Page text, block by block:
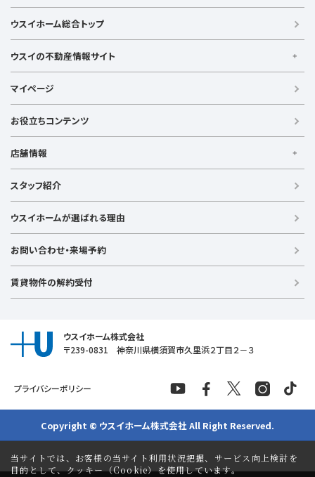
京急本線
京急久里浜線 京急逗子線
小田急小田原線
小田急江ノ島線
ブルーライン
相鉄いずみ野線
相模鉄道新横浜線
港南台駅
小机駅
逗子駅
センター南 中央林間駅 辻堂駅
戸塚駅
根岸駅
平塚駅 藤沢駅
横須賀中央駅
横浜駅
新築・築浅
フリーレント
学生・一人暮らし向け
敷金・礼金なし
ペット相談可
ウスイホーム総合トップ
ウスイの不動産情報サイト
【借りる】
賃貸住宅
事業用賃貸
【買う】
新築戸建て
土地
投資物件
ラグジュアリー物件
【売る】
マイページ
お役立ちコンテンツ
店舗情報
【横浜エリア】
金沢文庫店
上大岡店 戸塚店 新横浜店
港北ニュータウン店
【湘南エリア】
追浜店
衣笠店
横須賀中央店
スタッフ紹介
ウスイホームが選ばれる理由
お問い合わせ・来場予約
賃貸物件の解約受付
ウスイホーム株式会社
〒239-0831 神奈川県横須賀市久里浜２丁目２－３
プライバシーポリシー
Copyright © ウスイホーム株式会社 All Right Reserved.
当サイトでは、お客様の当サイト利用状況把握、サービス向上検討を
目的として、クッキー（Cookie）を使用しています。